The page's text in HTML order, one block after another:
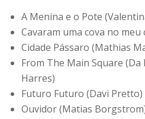
A Menina e o Pote
Cavaram uma cova no
Cidade Pássaro (Mathias
From The Main Square (Da
Harres)
Futuro Futuro (Davi Pretto)
Ouvidor (Matias